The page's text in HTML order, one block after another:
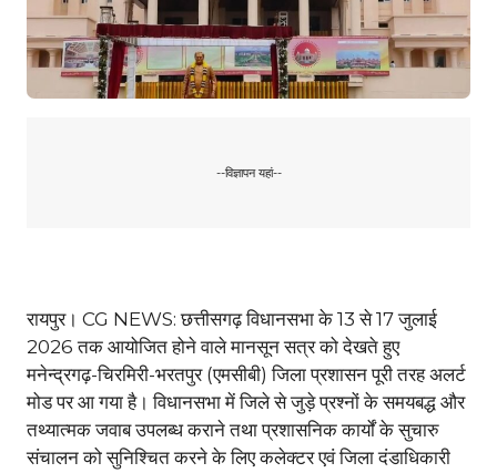
--विज्ञापन यहां--
रायपुर। CG NEWS: छत्तीसगढ़ विधानसभा के 13 से 17 जुलाई
2026 तक आयोजित होने वाले मानसून सत्र को देखते हुए
मनेन्द्रगढ़-चिरमिरी-भरतपुर (एमसीबी) जिला प्रशासन पूरी तरह अलर्ट
मोड पर आ गया है। विधानसभा में जिले से जुड़े प्रश्नों के समयबद्ध और
तथ्यात्मक जवाब उपलब्ध कराने तथा प्रशासनिक कार्यों के सुचारु
संचालन को सुनिश्चित करने के लिए कलेक्टर एवं जिला दंडाधिकारी